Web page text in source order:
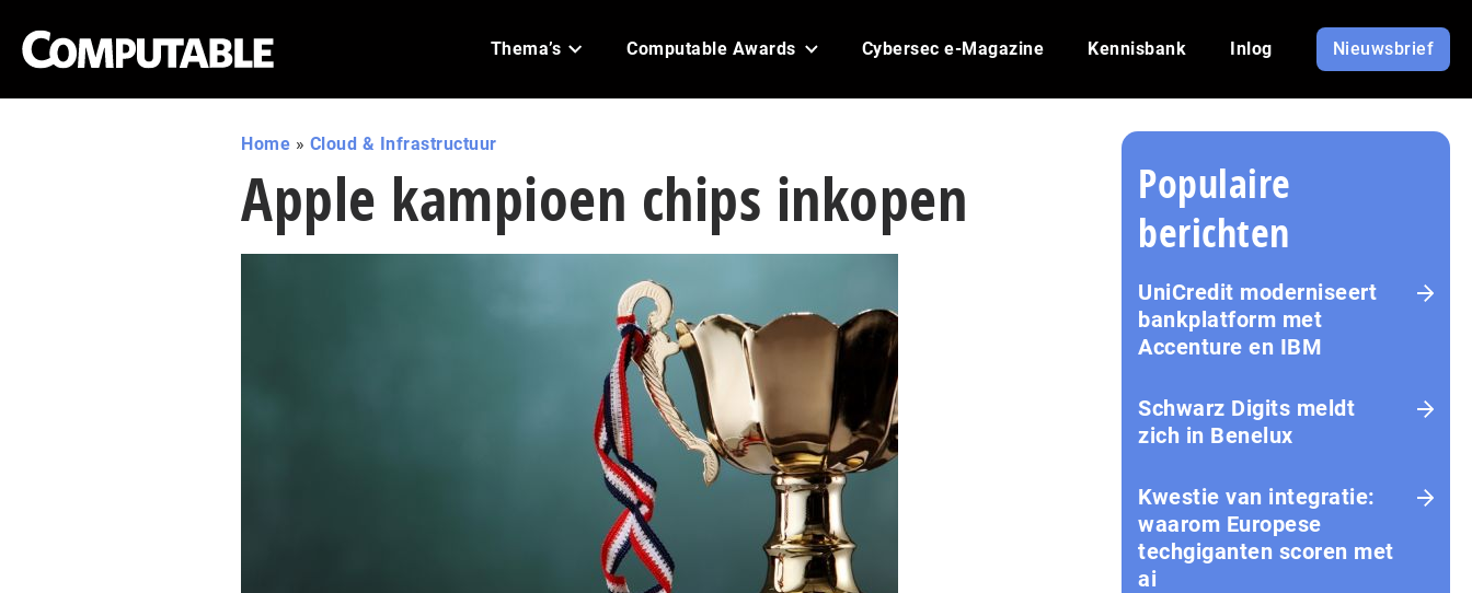
Thema’s Computable Awards Cybersec e-Magazine Kennisbank Inlog Nieuwsbrief
Home » Cloud & Infrastructuur
Apple kampioen chips inkopen
Populaire
berichten
UniCredit moderniseert
bankplatform met
Accenture en IBM
Schwarz Digits meldt
zich in Benelux
Kwestie van integratie:
waarom Europese
techgiganten scoren met
ai